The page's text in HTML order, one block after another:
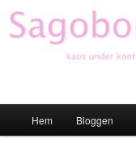
Hoppa
till
primärt
Hem Bloggen